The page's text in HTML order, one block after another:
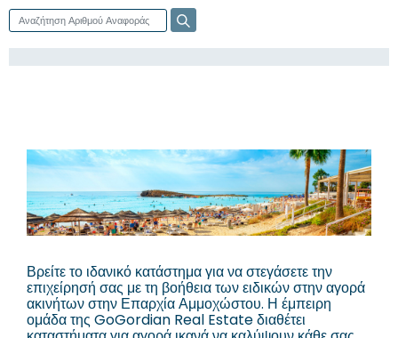
Βρείτε το ιδανικό κατάστημα για να στεγάσετε την
επιχείρησή σας με τη βοήθεια των ειδικών στην αγορά
ακινήτων στην Επαρχία Αμμοχώστου. Η έμπειρη
ομάδα της GoGordian Real Estate διαθέτει